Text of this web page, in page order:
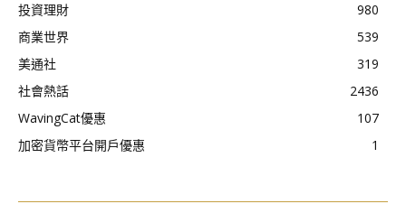
投資理財
980
商業世界
539
美通社
319
社會熱話
2436
WavingCat優惠
107
加密貨幣平台開戶優惠
1